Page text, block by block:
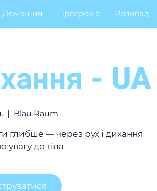
Домашня Програма Розклад
- UA
  |
Blau Raum
глибше — через рух і дихання
увагу до тіла